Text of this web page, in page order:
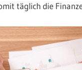
täglich die